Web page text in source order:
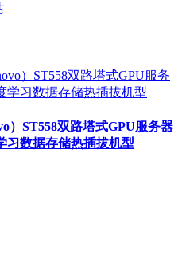
）ST558双路塔式GPU服务器
习数据存储热插拔机型